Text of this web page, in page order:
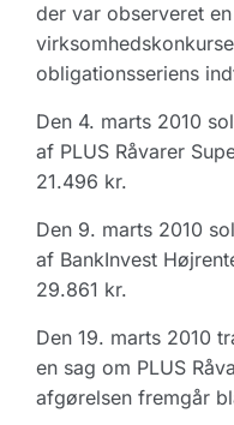
der var observeret
obligationsseriens
Den 4. marts 2010
af PLUS Råvarer
21.496 kr.
Den 9. marts 2010
af BankInvest
29.861 kr.
Den 19. marts 2010
en sag om PLUS
afgørelsen fremgår